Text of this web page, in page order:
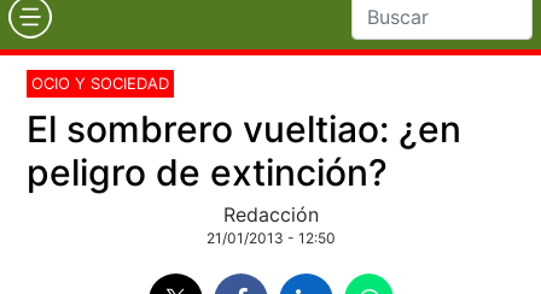
OCIO Y SOCIEDAD
El sombrero vueltiao: ¿en
peligro de extinción?
Redacción
21/01/2013 - 12:50